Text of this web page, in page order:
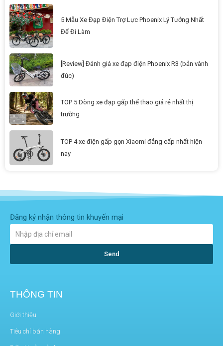
XE SCOOTER ĐIỆN GẤP GỌN SEALUP Q10
5 Mẫu Xe Đạp Điện Trợ Lực Phoenix Lý Tưởng Nhất
Để Đi Làm
[Review] Đánh giá xe đạp điện Phoenix R3 (bản vành
đúc)
TOP 5 Dòng xe đạp gấp thể thao giá rẻ nhất thị
trường
TOP 4 xe điện gấp gọn Xiaomi đẳng cấp nhất hiện
nay
Đăng ký nhận thông tin khuyến mại
Send
THÔNG TIN
Giới thiệu
Tiêu chí bán hàng